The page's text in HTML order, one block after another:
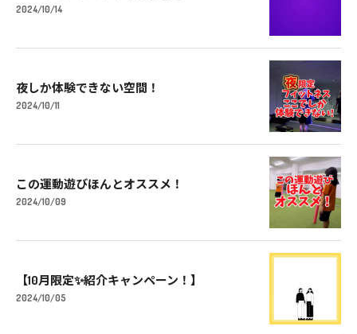
2024/10/14
夜しか体験できない空間！
2024/10/11
この運動遊びほんとオススメ！
2024/10/09
【10月限定✨紹介キャンペーン！】
2024/10/05